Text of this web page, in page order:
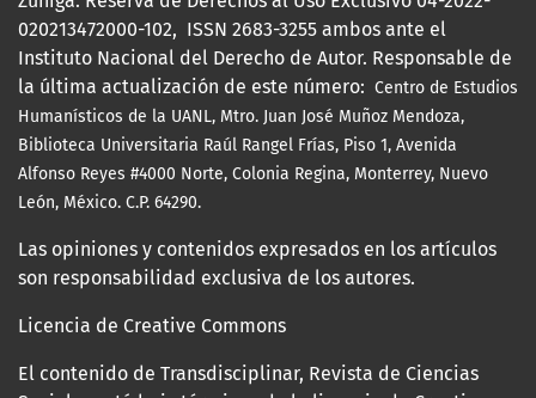
020213472000-102, ISSN 2683-3255 ambos ante el
Instituto Nacional del Derecho de Autor. Responsable de
la última actualización de este número: Centro de Estudios
Humanísticos de la UANL, Mtro. Juan José Muñoz Mendoza,
Biblioteca Universitaria Raúl Rangel Frías, Piso 1, Avenida
Alfonso Reyes #4000 Norte, Colonia Regina, Monterrey, Nuevo
León, México. C.P. 64290.
Las opiniones y contenidos expresados en los artículos
son responsabilidad exclusiva de los autores.
Licencia de Creative Commons
El contenido de Transdisciplinar, Revista de Ciencias